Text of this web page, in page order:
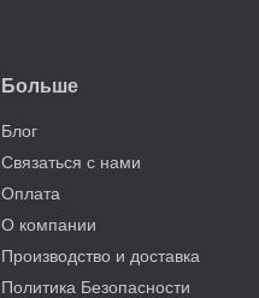
Больше
Блог
Связаться с нами
Оплата
О компании
Производство и доставка
Политика Безопасности